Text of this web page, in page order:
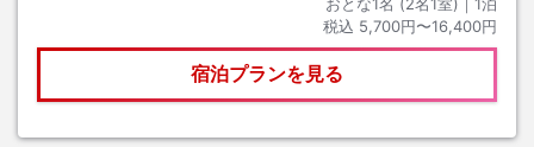
税込 5,700円〜16,400円
宿泊プランを見る